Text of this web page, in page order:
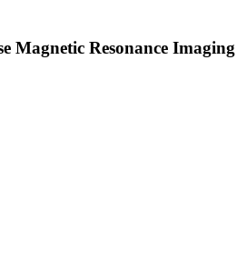
Magnetic Resonance Imaging